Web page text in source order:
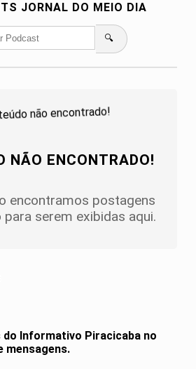
JORNAL DO MEIO DIA
🔍
NÃO ENCONTRADO!
encontramos postagens
serem exibidas aqui.
do Informativo Piracicaba no
mensagens.